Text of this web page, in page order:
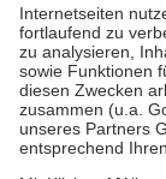
Grundsätzlich
Prozent des
höchstens zehn
Kosten der
Diese Regeln
Bei Heilmitteln und
Zuzahlung zehn